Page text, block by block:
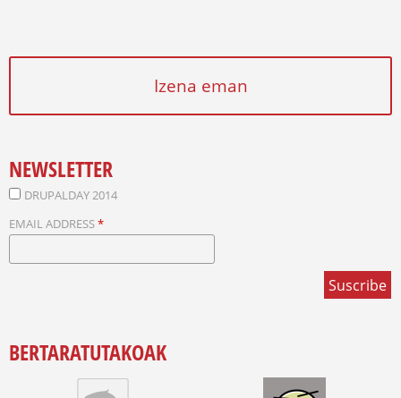
Izena eman
NEWSLETTER
DRUPALDAY 2014
EMAIL ADDRESS*
BERTARATUTAKOAK